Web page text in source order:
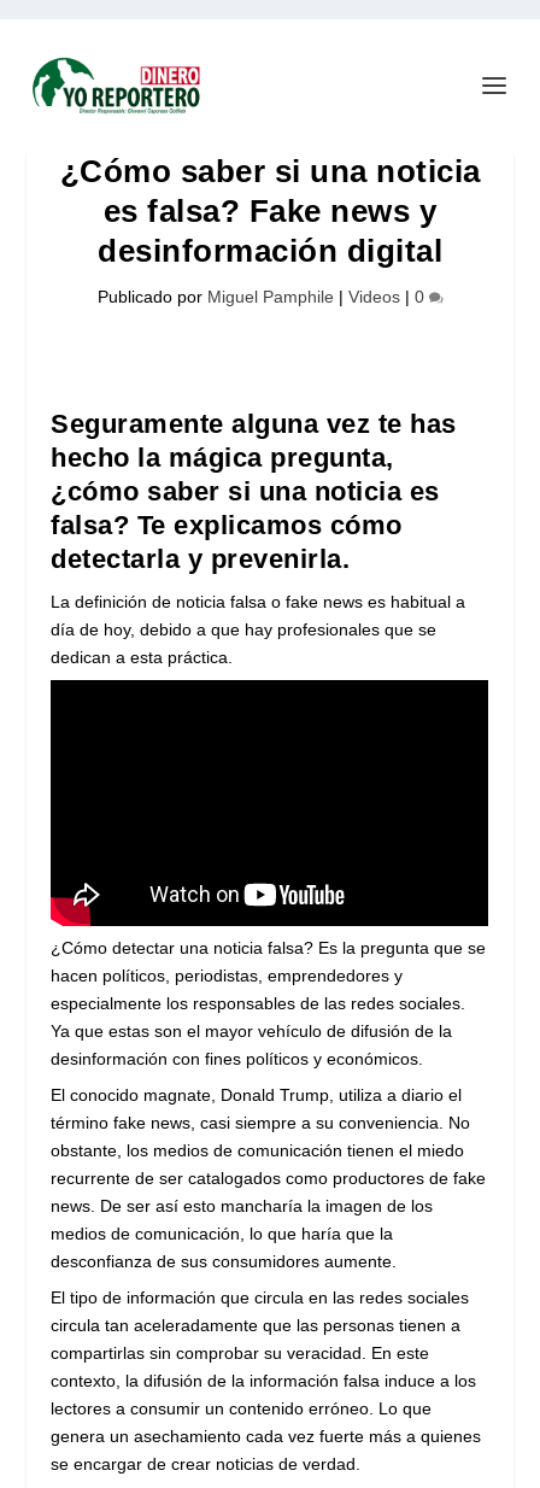
¿Cómo saber si una noticia
es falsa? Fake news y
desinformación digital
Publicado por Miguel Pamphile | Videos| 0
Seguramente alguna vez te has
hecho la mágica pregunta,
¿cómo saber si una noticia es
falsa? Te explicamos cómo
detectarla y prevenirla.
La definición de noticia falsa o fake news es habitual a
día de hoy, debido a que hay profesionales que se
dedican a esta práctica.
¿Cómo detectar una noticia falsa? Es la pregunta que se
hacen políticos, periodistas, emprendedores y
especialmente los responsables de las redes sociales.
Ya que estas son el mayor vehículo de difusión de la
desinformación con fines políticos y económicos.
El conocido magnate, Donald Trump, utiliza a diario el
término fake news, casi siempre a su conveniencia. No
obstante, los medios de comunicación tienen el miedo
recurrente de ser catalogados como productores de fake
news. De ser así esto mancharía la imagen de los
medios de comunicación, lo que haría que la
desconfianza de sus consumidores aumente.
El tipo de información que circula en las redes sociales
circula tan aceleradamente que las personas tienen a
compartirlas sin comprobar su veracidad. En este
contexto, la difusión de la información falsa induce a los
lectores a consumir un contenido erróneo. Lo que
genera un asechamiento cada vez fuerte más a quienes
se encargar de crear noticias de verdad.